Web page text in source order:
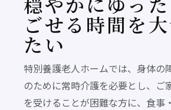
ごせる時間を
たい
特別養護老人ホームでは、身体の
のために常時介護を必要とし、ご
を受けることが困難な方に、食事